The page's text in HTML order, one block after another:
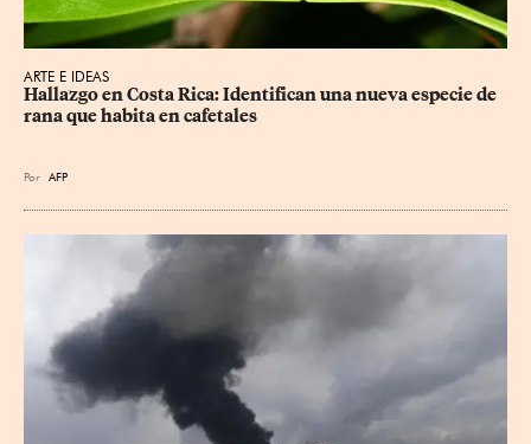
ARTE E IDEAS
Hallazgo en Costa Rica: Identifican una nueva especie de
rana que habita en cafetales
Por AFP